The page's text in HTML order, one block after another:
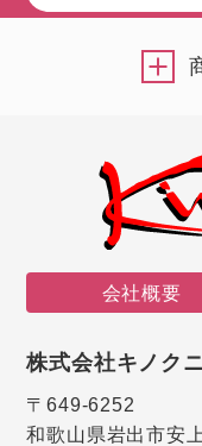
会社概要
株式会社キノク
〒649-6252
和歌山県岩出市安